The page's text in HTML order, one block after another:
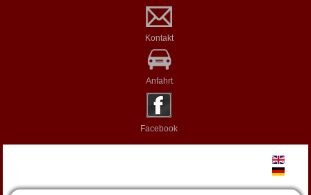
Kontakt
Anfahrt
Facebook